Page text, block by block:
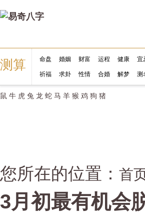
测算 命盘 婚姻 财富 运程 健康 宜
祈福 求卦 性情 合婚 解梦 测
鼠 牛 虎 兔 龙 蛇 马 羊 猴 鸡 狗 猪
您所在的位置： 首
3月初最有机会